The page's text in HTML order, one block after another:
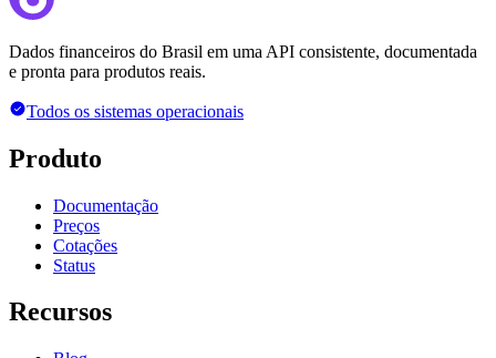
Dados financeiros do Brasil em uma API consistente, documentada
e pronta para produtos reais.
Todos os sistemas operacionais
Produto
Documentação
Preços
Cotações
Status
Recursos